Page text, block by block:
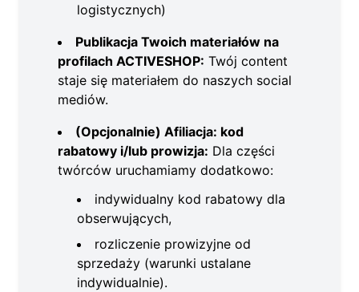
logistycznych)
Publikacja Twoich materiałów na
profilach ACTIVESHOP: Twój content
staje się materiałem do naszych social
mediów.
(Opcjonalnie) Afiliacja: kod
rabatowy i/lub prowizja: Dla części
twórców uruchamiamy dodatkowo:
indywidualny kod rabatowy dla
obserwujących,
rozliczenie prowizyjne od
sprzedaży (warunki ustalane
indywidualnie).